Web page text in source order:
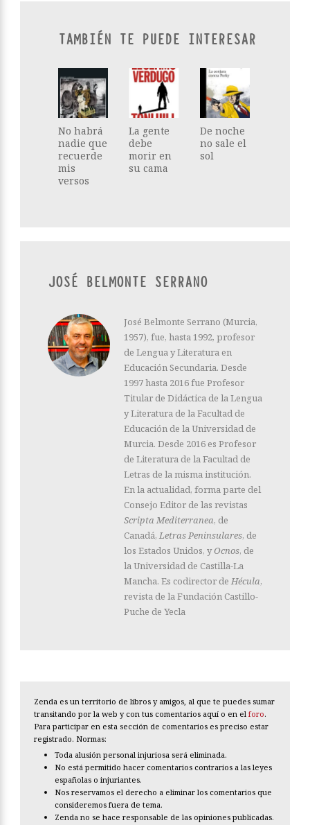
TAMBIÉN TE PUEDE INTERESAR
No habrá
nadie que
recuerde
mis
versos
La gente
debe
morir en
su cama
De noche
no sale el
sol
JOSÉ BELMONTE SERRANO
José Belmonte Serrano (Murcia,
1957), fue, hasta 1992, profesor
de Lengua y Literatura en
Educación Secundaria. Desde
1997 hasta 2016 fue Profesor
Titular de Didáctica de la Lengua
y Literatura de la Facultad de
Educación de la Universidad de
Murcia. Desde 2016 es Profesor
de Literatura de la Facultad de
Letras de la misma institución.
En la actualidad, forma parte del
Consejo Editor de las revistas
Scripta Mediterranea, de
Canadá, Letras Peninsulares, de
los Estados Unidos, yOcnos, de
la Universidad de Castilla-La
Mancha. Es codirector de Hécula,
revista de la Fundación Castillo-
Puche de Yecla
Zenda es un territorio de libros y amigos, al que te puedes sumar
transitando por la web y con tus comentarios aquí o en el foro.
Para participar en esta sección de comentarios es preciso estar
registrado. Normas:
Toda alusión personal injuriosa será eliminada.
No está permitido hacer comentarios contrarios a las leyes
españolas o injuriantes.
Nos reservamos el derecho a eliminar los comentarios que
consideremos fuera de tema.
Zenda no se hace responsable de las opiniones publicadas.